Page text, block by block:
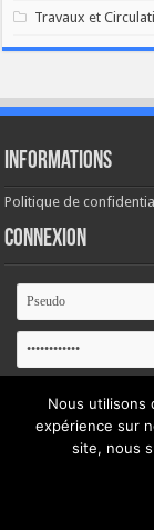
Travaux et
Informations
Politique de
Connexion
Mot de passe oublié
Nous utilisons
expérience sur
site, nous